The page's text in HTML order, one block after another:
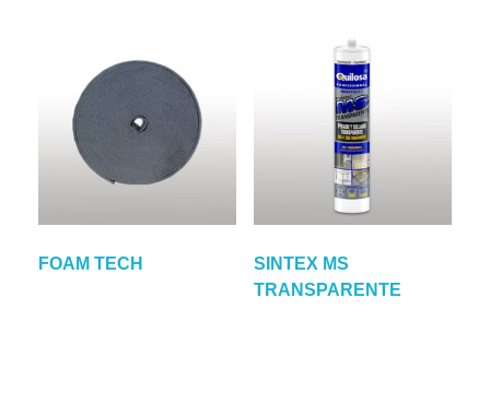
FOAM TECH
SINTEX MS
TRANSPARENTE